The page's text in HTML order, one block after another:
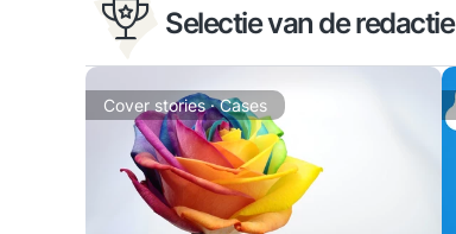
Selectie van de redactie
Cover stories · Cases